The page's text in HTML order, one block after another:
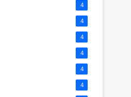
4
4
4
4
4
4